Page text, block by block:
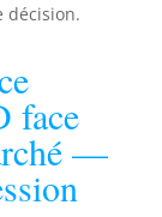
décision.
face
—